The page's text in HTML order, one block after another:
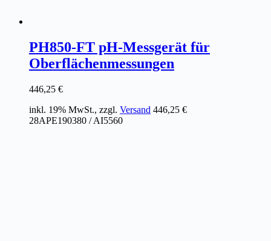
PH850-FT pH-Messgerät für
Oberflächenmessungen
446,25 €
inkl. 19% MwSt., zzgl. Versand 446,25 €
28APE190380 / AI5560